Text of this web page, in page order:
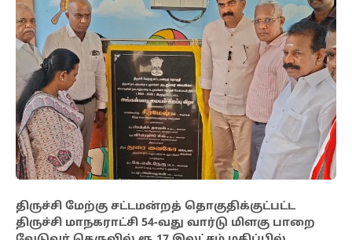
திருச்சி மேற்கு சட்டமன்றத் தொகுதிக்குட்பட்ட
திருச்சி மாநகராட்சி 54-வது வார்டு மிளகு பாறை